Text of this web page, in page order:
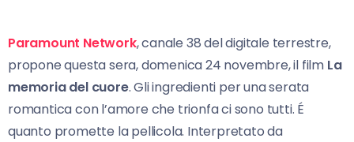
Paramount Network, canale 38 del digitale terrestre,
propone questa sera, domenica 24 novembre, il film La
memoria del cuore. Gli ingredienti per una serata
romantica con l’amore che trionfa ci sono tutti. É
quanto promette la pellicola. Interpretato da